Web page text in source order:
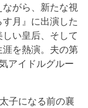
がら、新たな視
月』に出演した
い皇后、そして
を熱演。夫の第
アイドルグルー
子になる前の襄